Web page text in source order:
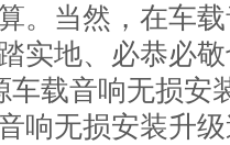
。当然，在车
实地、必恭必
车载音响无损安
响无损安装升